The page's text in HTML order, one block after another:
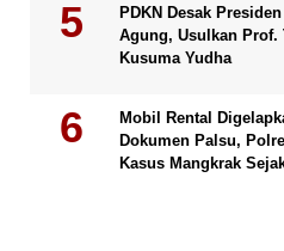
PDKN Desak
Agung, Usulkan Prof.
Kusuma Yudha
Mobil Rental
Dokumen Palsu,
Kasus Mangkrak